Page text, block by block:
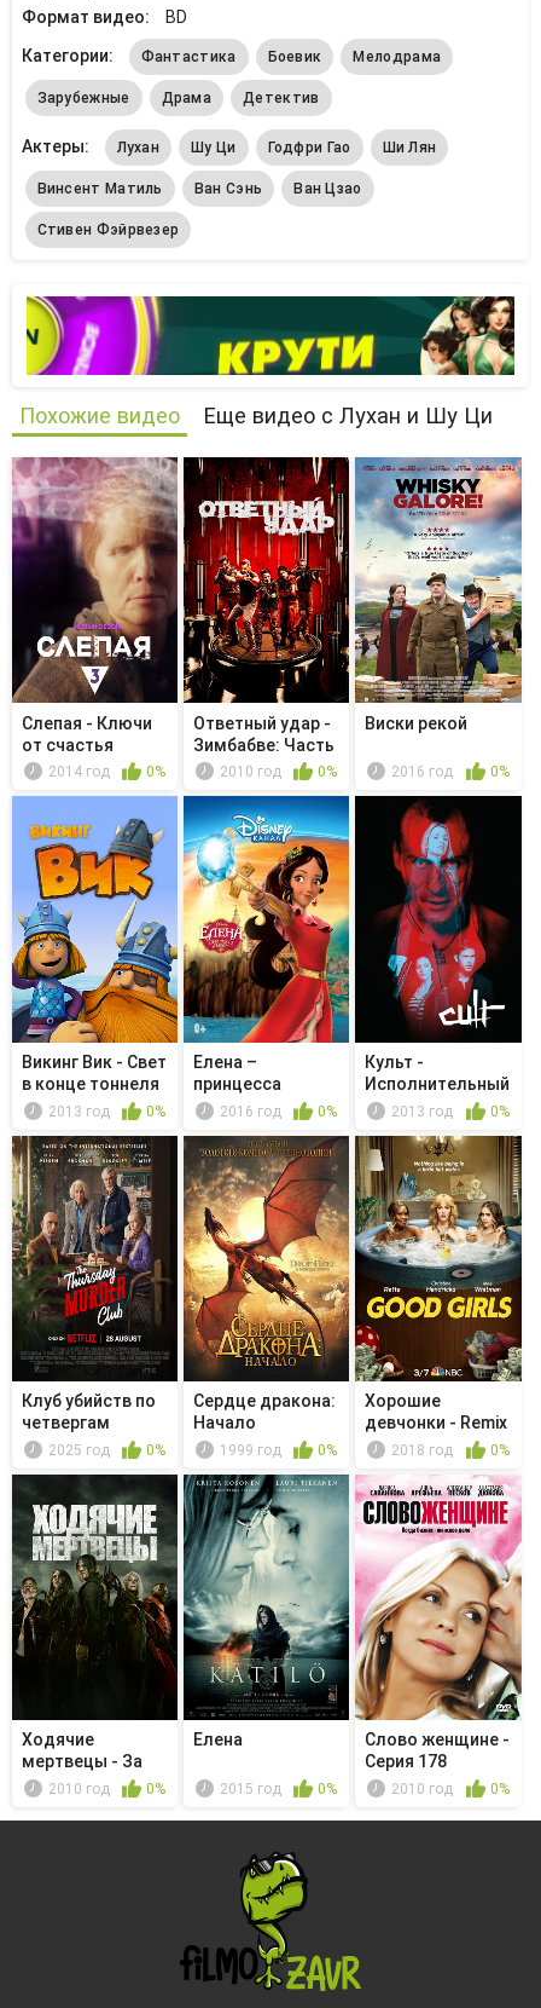
Формат видео:
BD
Категории:
Фантастика Боевик Мелодрама
Зарубежные Драма Детектив
Актеры: Лухан Шу Ци Годфри Гао Ши Лян
Винсент Матиль Ван Сэнь Ван Цзао
Стивен Фэйрвезер
Похожие видео Еще видео с Лухан и Шу Ци
Слепая - Ключи
от счастья
2014 год 0%
Ответный удар -
Зимбабве: Часть
1/Зим...
2010 год 0%
Виски рекой
2016 год 0%
Викинг Вик - Свет
в конце тоннеля
2013 год 0%
Елена –
принцесса
Авалора -
2016 год 0%
Культ -
Исполнительный
продюсер
2013 год 0%
Клуб убийств по
четвергам
2025 год 0%
Сердце дракона:
Начало
1999 год 0%
Хорошие
девчонки - Remix
2018 год 0%
Ходячие
мертвецы - За
кровь2010 год 0%
Елена
2015 год 0%
Слово женщине -
Серия 178
2010 год 0%